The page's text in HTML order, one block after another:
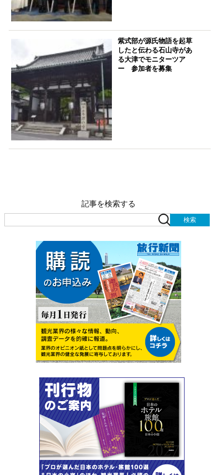
紫式部が源氏物語を起草
したと伝わる石山寺があ
る大津でモニターツア
ー 参加者を募集
記事を検索する